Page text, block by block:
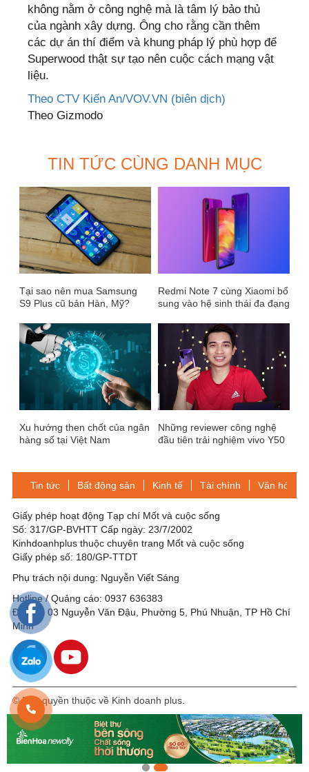
không nằm ở công nghệ mà là tâm lý bảo thủ
của ngành xây dựng. Ông cho rằng cần thêm
các dự án thí điểm và khung pháp lý phù hợp để
Superwood thật sự tạo nên cuộc cách mạng vật
liệu.
Theo CTV Kiến An/VOV.VN (biên dịch)
Theo Gizmodo
TIN TỨC CÙNG DANH MỤC
Tại sao nên mua Samsung
S9 Plus cũ bản Hàn, Mỹ?
Redmi Note 7 cùng Xiaomi bổ
sung vào hệ sinh thái đa đạng
Xu hướng then chốt của ngân
hàng số tại Việt Nam
Những reviewer công nghệ
đầu tiên trải nghiệm vivo Y50
Tin tức Bất động sản Kinh tế Tài chính Văn hóa-
Giấy phép hoạt động Tạp chí Mốt và cuộc sống
Số: 317/GP-BVHTT Cấp ngày: 23/7/2002
Kinhdoanhplus thuộc chuyên trang Mốt và cuộc sống
Giấy phép số: 180/GP-TTDT
Phụ trách nội dung: Nguyễn Viết Sáng
Hotline / Quảng cáo: 0937 636383
Địa chỉ: 03 Nguyễn Văn Đậu, Phường 5, Phú Nhuận, TP Hồ Chí
Minh
© Bản quyền thuộc về Kinh doanh plus.